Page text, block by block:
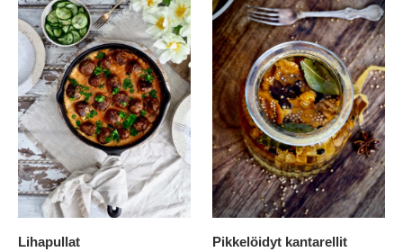
Lihapullat
Pikkelöidyt kantarellit